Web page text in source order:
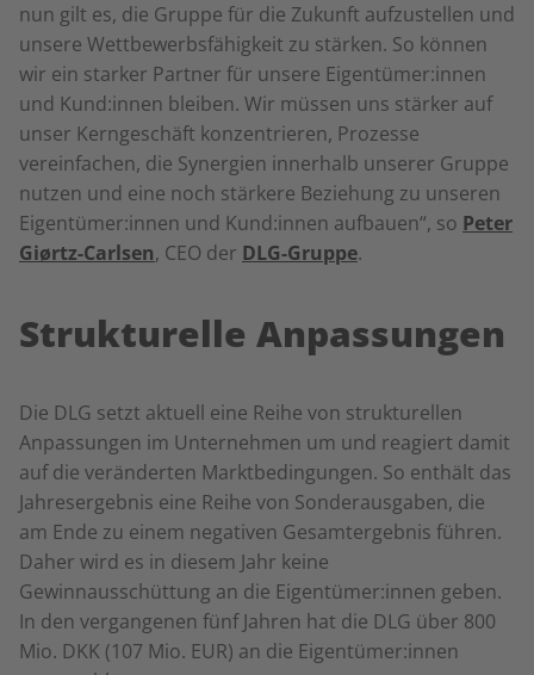
nun gilt es, die Gruppe für die Zukunft aufzustellen und
unsere Wettbewerbsfähigkeit zu stärken. So können
wir ein starker Partner für unsere Eigentümer:innen
und Kund:innen bleiben. Wir müssen uns stärker auf
unser Kerngeschäft konzentrieren, Prozesse
vereinfachen, die Synergien innerhalb unserer Gruppe
nutzen und eine noch stärkere Beziehung zu unseren
Eigentümer:innen und Kund:innen aufbauen“, so Peter
Giørtz-Carlsen, CEO der DLG-Gruppe.
Strukturelle Anpassungen
Die DLG setzt aktuell eine Reihe von strukturellen
Anpassungen im Unternehmen um und reagiert damit
auf die veränderten Marktbedingungen. So enthält das
Jahresergebnis eine Reihe von Sonderausgaben, die
am Ende zu einem negativen Gesamtergebnis führen.
Daher wird es in diesem Jahr keine
Gewinnausschüttung an die Eigentümer:innen geben.
In den vergangenen fünf Jahren hat die DLG über 800
Mio. DKK (107 Mio. EUR) an die Eigentümer:innen